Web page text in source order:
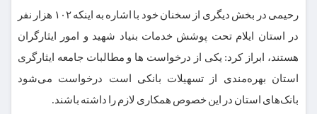
رحیمی در بخش دیگری از سخنان خود با اشاره به اینکه ۱۰۲ هزار نفر
در استان ایلام تحت پوشش خدمات بنیاد شهید و امور ایثارگران
هستند، ابراز کرد: یکی از درخواست ها و مطالبات جامعه ایثارگری
استان بهره‌مندی از تسهیلات بانکی است درخواست می‌شود
بانک‌های استان در این خصوص همکاری لازم را داشته باشند.